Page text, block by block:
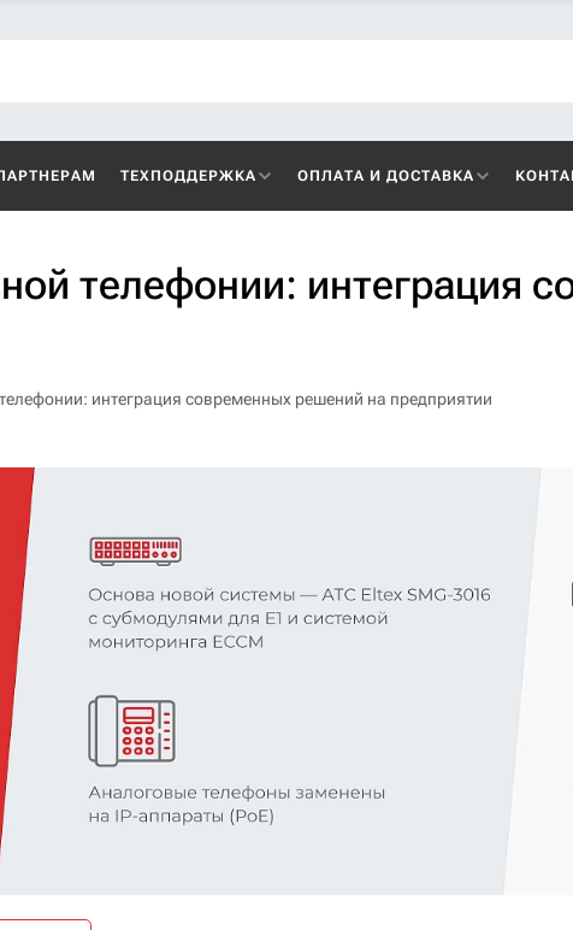
ТЕХПОДДЕРЖКА ОПЛАТА И ДОСТАВКА
телефонии: интеграция
интеграция современных решений на предприятии